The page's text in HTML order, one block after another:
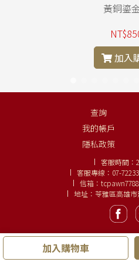
加入購物車
黃銅鎏
加入
查詢
我的帳戶
隱私政策
客服時間：
客服專線： 07-
信箱：
地址：苓雅區高雄
Copyright ©大眾名錶、鑽石